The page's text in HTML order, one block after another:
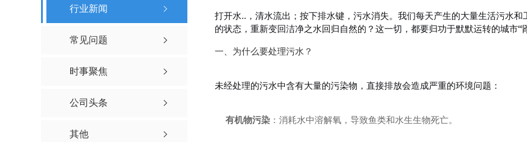
行业新闻
常见问题
时事聚焦
公司头条
其他
打开水..，清水流出；按下排水键，污水消失。我们每天产生的大量生活污水
的状态，重新变回洁净之水回归自然的？这一切，都要归功于默默运转的城市
一、为什么要处理污水？
未经处理的污水中含有大量的污染物，直接排放会造成严重的环境问题：
有机物污染 ：消耗水中溶解氧，导致鱼类和水生生物死亡。